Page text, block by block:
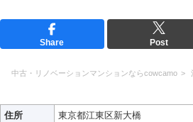
Share Post
中古・リノベーションマンションならcowcamo
住所
東京都江東区新大橋